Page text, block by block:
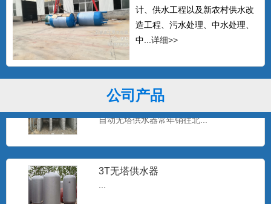
计、供水工程以及新农村供水改
造工程、污水处理、中水处理、
中...详细>>
公司产品
5T无塔供水设备
...
全自动无塔供水设备
石家庄工泉公司生产的无塔供水设备，全
自动无塔供水器常年销往北...
3T无塔供水器